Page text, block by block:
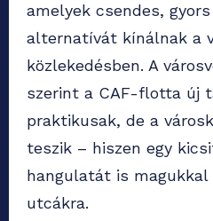
amelyek csendes,
alternatívát kínálnak a
közlekedésben. A
szerint a CAF-flotta új
praktikusak, de a
teszik – hiszen egy
hangulatát is
utcákra.